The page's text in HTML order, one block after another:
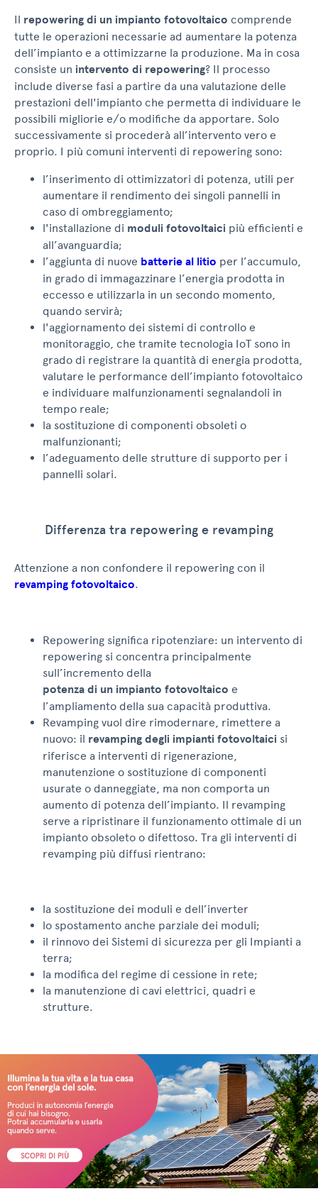
Il repowering di un impianto fotovoltaico comprende
tutte le operazioni necessarie ad aumentare la potenza
dell’impianto e a ottimizzarne la produzione. Ma in cosa
consiste un intervento di repowering? Il processo
include diverse fasi a partire da una valutazione delle
prestazioni dell'impianto che permetta di individuare le
possibili migliorie e/o modifiche da apportare. Solo
successivamente si procederà all’intervento vero e
proprio. I più comuni interventi di repowering sono:
l’inserimento di ottimizzatori di potenza, utili per
aumentare il rendimento dei singoli pannelli in
caso di ombreggiamento;
l'installazione di moduli fotovoltaici più efficienti e
all’avanguardia;
l’aggiunta di nuove batterie al litio per l’accumulo,
in grado di immagazzinare l’energia prodotta in
eccesso e utilizzarla in un secondo momento,
quando servirà;
l'aggiornamento dei sistemi di controllo e
monitoraggio, che tramite tecnologia IoT sono in
grado di registrare la quantità di energia prodotta,
valutare le performance dell’impianto fotovoltaico
e individuare malfunzionamenti segnalandoli in
tempo reale;
la sostituzione di componenti obsoleti o
malfunzionanti;
l’adeguamento delle strutture di supporto per i
pannelli solari.
Differenza tra repowering e revamping
Attenzione a non confondere il repowering con il
revamping fotovoltaico.
Repowering significa ripotenziare: un intervento di
repowering si concentra principalmente
sull’incremento della
potenza di un impianto fotovoltaico e
l’ampliamento della sua capacità produttiva.
Revamping vuol dire rimodernare, rimettere a
nuovo: il revamping degli impianti fotovoltaici si
riferisce a interventi di rigenerazione,
manutenzione o sostituzione di componenti
usurate o danneggiate, ma non comporta un
aumento di potenza dell’impianto. Il revamping
serve a ripristinare il funzionamento ottimale di un
impianto obsoleto o difettoso. Tra gli interventi di
revamping più diffusi rientrano:
la sostituzione dei moduli e dell’inverter
lo spostamento anche parziale dei moduli;
il rinnovo dei Sistemi di sicurezza per gli Impianti a
terra;
la modifica del regime di cessione in rete;
la manutenzione di cavi elettrici, quadri e
strutture.